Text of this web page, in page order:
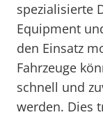
spezialisierte
Equipment
den Einsatz
Fahrzeuge
schnell und
werden. Dies